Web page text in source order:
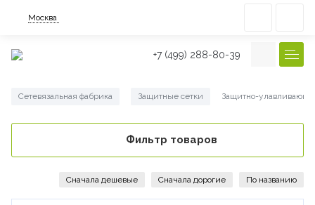
Москва
+7 (499) 288-80-39
Сетевязальная фабрика Защитные сетки Защитно-
Фильтр товаров